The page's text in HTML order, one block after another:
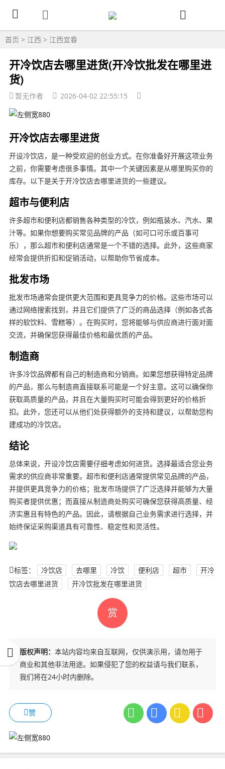
首页 > 江西 > 江西宜春
开冷饮店去哪里进货(开冷饮批发在哪里进
货)
暂无作者 2026-04-02 22:55:15
开冷饮店去哪里进货
开设冷饮店，是一种受欢迎的创业方式。在你准备好开展这项业务
之前，你需要考虑很多事情。其中一个关键因素是从哪里购买你的
库存。以下是关于开冷饮店去哪里进货的一些建议。
超市与便利店
许多超市和便利店都销售各种类型的冷饮，例如瓶装水、汽水、果
汁等。如果你想要购买常见品牌的产品（如可口可乐或百事可
乐），那么超市和便利店通常是一个不错的选择。此外，这些商家
经常会提供折扣和促销活动，以帮助你节省成本。
批发市场
批发市场通常会提供更大范围和更具竞争力的价格。这些市场可以
通过网络搜索找到，并且它们提供了广泛的商品选择（例如各式各
样的软饮料、雪糕等）。在购买时，您将能够与供应商进行面对面
交流，并确保您获得最佳价格和最优质的产品。
制造商
许多冷饮品牌都有自己的制造商和分销商。如果您想获得特定品牌
的产品，那么与制造商直接联系可能是一个好主意。这可以确保你
获取高质量的产品，并且在大量购买时可能会得到更好的价格折
扣。此外，您还可以从他们处获得额外的支持和建议，以帮助您构
建成功的冷饮店。
结论
总体来说，开设冷饮店需要仔细考虑如何进货。选择最适合您业务
需求的供应商非常重要。超市和便利店通常提供常见品牌的产品，
并提供更具竞争力的价格；批发市场提供了广泛选择并能够为大量
购买者提供优惠；而直接从制造商处购买可确保您获得高质量、经
济实惠且有特色的产品。因此，请根据自己业务需求进行选择，并
始终保证采购渠道具有可靠性、稳定性和灵活性。
标签： 冷饮店 去哪里 冷饮 便利店 超市
开冷
饮店去哪里进货
开冷饮批发在哪里进货
赏
版权声明： 本站内容均来自互联网，仅供演示用，请勿用于
商业和其他非法用途。如果侵犯了您的权益请与我们联系，
我们将在24小时内删除。
赞